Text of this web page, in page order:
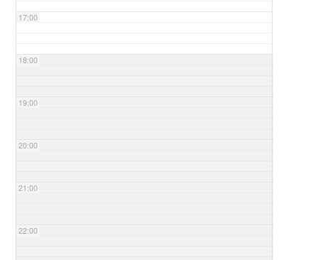
17:00
18:00
19:00
20:00
21:00
22:00